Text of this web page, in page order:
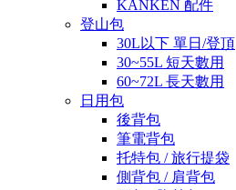
KÅNKEN 配件
登山包
30L以下 單日/登頂
30~55L 短天數用
60~72L 長天數用
日用包
後背包
筆電背包
托特包 / 旅行提袋
側背包 / 肩背包